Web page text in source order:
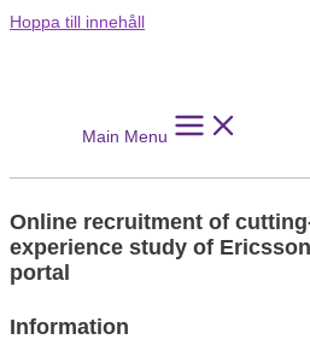
Hoppa till innehåll
Main Menu
Online recruitment of
experience study of
portal
Information